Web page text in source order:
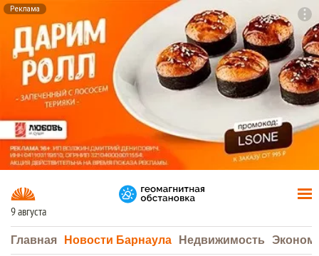
Реклама
9 августа
Главная Новости Барнаула Недвижимость